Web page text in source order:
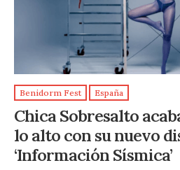
Benidorm Fest España
Chica Sobresalto
lo alto con su nuevo
‘Información Sísmica’